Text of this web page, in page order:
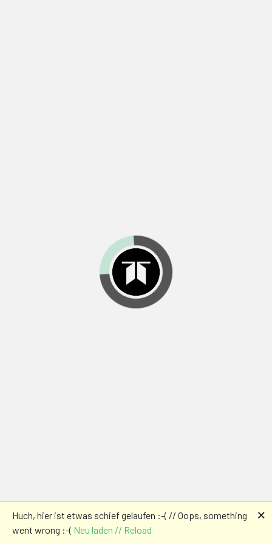
Huch, hier ist etwas schief gelaufen :-( // Oops, something
went wrong :-( Neu laden // Reload
🗙